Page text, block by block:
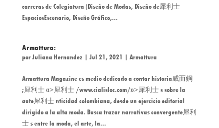
carreras de Colegiatura (Diseño de Modas, Diseño de 犀利士
EspaciosEscenario, Diseño Gráfico,...
Armattura:
porJuliana Hernandez | Jul 21, 2021 | Armattura
Armattura Magazine es medio dedicado a contar historia 威而鋼
; 犀利士 «> 犀利士 /www.cialisloc.com/»>犀利士 s sobre la
aute 犀利士 nticidad colombiana, desde un ejercicio editorial
dirigido a la alta moda. Busca trazar narrativas convergente 犀利
士 s entre la moda, el arte, la...